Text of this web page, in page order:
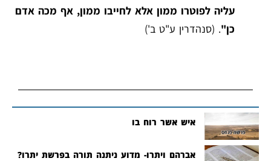
עליה לפוטרו ממון אלא לחייבו ממון, אף מכה אדם
כן". (סנהדרין ע"ט ב')
איש אשר רוח בו
אברהם ויתרו- מדוע ניתנה תורה בפרשת יתרו?